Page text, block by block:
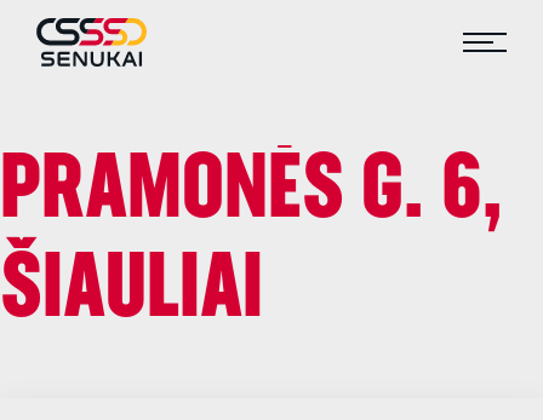
PRAMONĖS G. 6,
ŠIAULIAI